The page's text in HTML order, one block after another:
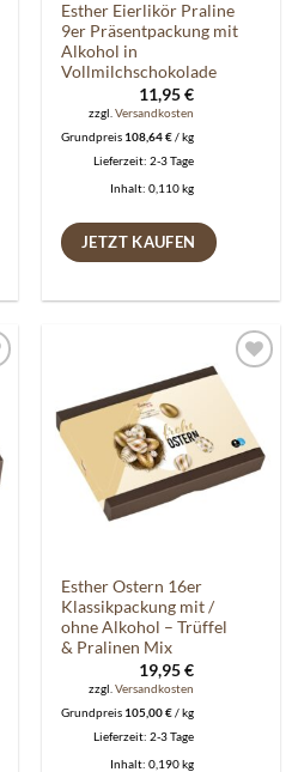
Esther Eierlikör Praline
9er Präsentpackung mit
Alkohol in
Vollmilchschokolade
11,95€
zzgl.Versandkosten
Grundpreis 108,64€/kg
Lieferzeit:2-3 Tage
Inhalt: 0,110kg
JETZT KAUFEN
Auf die
Wunschliste
Esther Ostern 16er
Klassikpackung mit /
ohne Alkohol – Trüffel
& Pralinen Mix
19,95€
zzgl.Versandkosten
Grundpreis 105,00€/kg
Lieferzeit:2-3 Tage
Inhalt: 0,190kg